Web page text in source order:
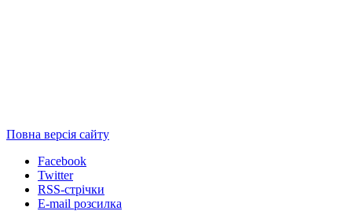
Повна версія сайту
Facebook
Twitter
RSS-стрічки
E-mail розсилка